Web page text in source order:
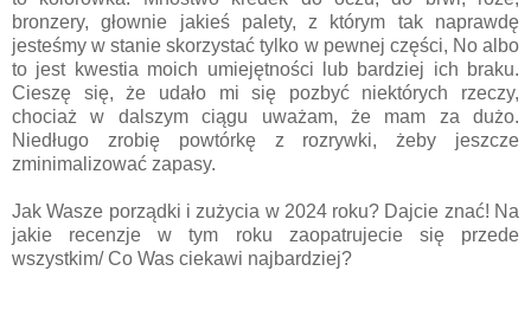
bronzery, głownie jakieś palety, z którym tak naprawdę
jesteśmy w stanie skorzystać tylko w pewnej części, No albo
to jest kwestia moich umiejętności lub bardziej ich braku.
Cieszę się, że udało mi się pozbyć niektórych rzeczy,
chociaż w dalszym ciągu uważam, że mam za dużo.
Niedługo zrobię powtórkę z rozrywki, żeby jeszcze
zminimalizować zapasy.
Jak Wasze porządki i zużycia w 2024 roku? Dajcie znać! Na
jakie recenzje w tym roku zaopatrujecie się przede
wszystkim/ Co Was ciekawi najbardziej?